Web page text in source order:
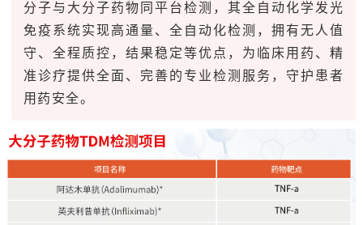
分子与大分子药物同平台检测，其全自动化学发光
免疫系统实现高通量、全自动化检测，拥有无人值
守、全程质控，结果稳定等优点，为临床用药、精
准诊疗提供全面、完善的专业检测服务，守护患者
用药安全。